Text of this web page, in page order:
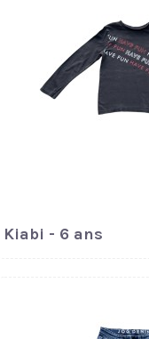
Kiabi - 6 ans